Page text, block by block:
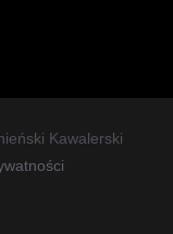
Kawalerski